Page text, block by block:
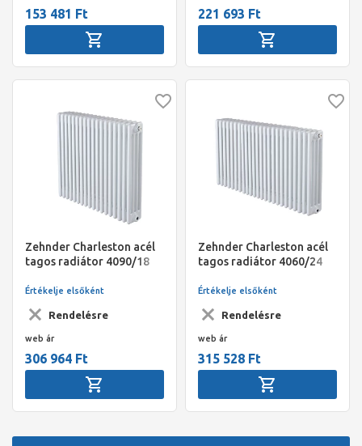
153 481 Ft 221 693 Ft
Zehnder Charleston acél
tagos radiátor 4090/18
(RAL9016)
Rendelésre
Értékelje elsőként
web ár
306 964 Ft
Zehnder Charleston acél
tagos radiátor 4060/24
(RAL9016)
Rendelésre
Értékelje elsőként
web ár
315 528 Ft